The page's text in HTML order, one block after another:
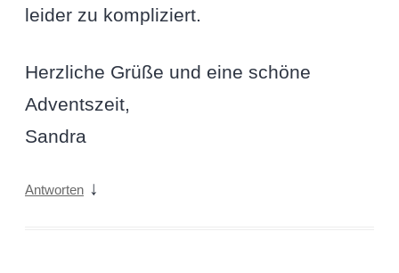
leider zu kompliziert.
Herzliche Grüße und eine schöne
Adventszeit,
Sandra
Antworten ↓